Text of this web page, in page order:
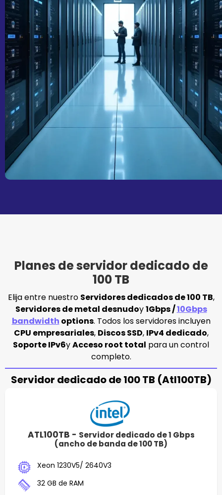
Planes de servidor dedicado de
100 TB
Elija entre nuestro Servidores dedicados de 100 TB,
Servidores de metal desnudoy1Gbps /10Gbps
bandwidth options. Todos los servidores incluyen
CPU empresariales, Discos SSD, IPv4 dedicado,
Soporte IPv6yAcceso root total para un control
completo.
Servidor dedicado de 100 TB (Atl100TB)
ATL100TB - Servidor dedicado de 1 Gbps
(ancho de banda de 100 TB)
Xeon 1230V5/ 2640V3
32 GB de RAM